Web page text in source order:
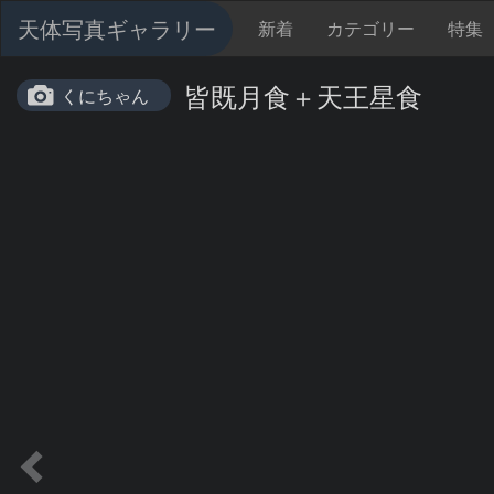
天体写真ギャラリー 新着 カテゴリー 特集
くにちゃん 皆既月食＋天王星食